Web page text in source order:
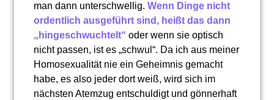
man dann unterschwellig. Wenn Dinge nicht
ordentlich ausgeführt sind, heißt das dann
„hingeschwuchtelt“ oder wenn sie optisch
nicht passen, ist es „schwul“. Da ich aus meiner
Homosexualität nie ein Geheimnis gemacht
habe, es also jeder dort weiß, wird sich im
nächsten Atemzug entschuldigt und gönnerhaft